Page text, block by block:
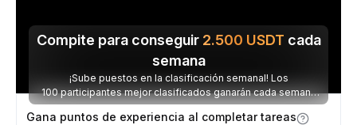
Compite para conseguir 2.500 USDT cada
semana
¡Sube puestos en la clasificación semanal! Los
100 participantes mejor clasificados ganarán cada semana
parte de los 2.500 USDT disponibles.
Gana puntos de experiencia al completar tareas